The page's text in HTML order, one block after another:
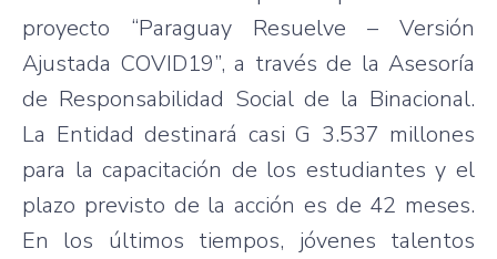
proyecto “Paraguay Resuelve – Versión
Ajustada COVID19”, a través de la Asesoría
de Responsabilidad Social de la Binacional.
La Entidad destinará casi G 3.537 millones
para la capacitación de los estudiantes y el
plazo previsto de la acción es de 42 meses.
En los últimos tiempos, jóvenes talentos